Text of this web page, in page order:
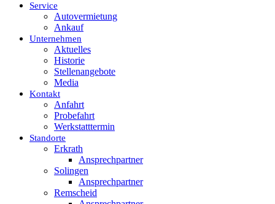
Service
Autovermietung
Ankauf
Unternehmen
Aktuelles
Historie
Stellenangebote
Media
Kontakt
Anfahrt
Probefahrt
Werkstatttermin
Standorte
Erkrath
Ansprechpartner
Solingen
Ansprechpartner
Remscheid